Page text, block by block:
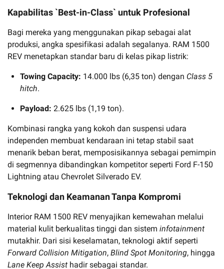
Kapabilitas `Best-in-Class` untuk Profesional
Bagi mereka yang menggunakan pikap sebagai alat
produksi, angka spesifikasi adalah segalanya. RAM 1500
REV menetapkan standar baru di kelas pikap listrik:
Towing Capacity: 14.000 lbs (6,35 ton) dengan Class 5
hitch.
Payload: 2.625 lbs (1,19 ton).
Kombinasi rangka yang kokoh dan suspensi udara
independen membuat kendaraan ini tetap stabil saat
menarik beban berat, memposisikannya sebagai pemimpin
di segmennya dibandingkan kompetitor seperti Ford F-150
Lightning atau Chevrolet Silverado EV.
Teknologi dan Keamanan Tanpa Kompromi
Interior RAM 1500 REV menyajikan kemewahan melalui
material kulit berkualitas tinggi dan sistem infotainment
mutakhir. Dari sisi keselamatan, teknologi aktif seperti
Forward Collision Mitigation, Blind Spot Monitoring, hingga
Lane Keep Assist hadir sebagai standar.